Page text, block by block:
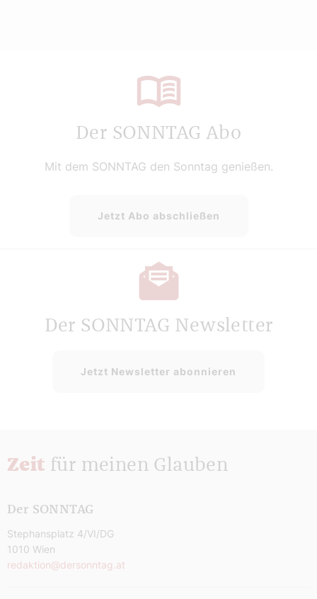
Der SONNTAG Abo
Mit dem SONNTAG den Sonntag genießen.
Jetzt Abo abschließen
Der SONNTAG Newsletter
Jetzt Newsletter abonnieren
Zeit für meinen Glauben
Der SONNTAG
Stephansplatz 4/VI/DG
1010 Wien
redaktion@dersonntag.at